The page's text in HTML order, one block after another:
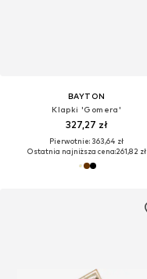
BAYTON
Klapki 'Gomera'
327,27 zł
Pierwotnie: 363,64 zł
Ostatnia najniższa cena:261,82 zł